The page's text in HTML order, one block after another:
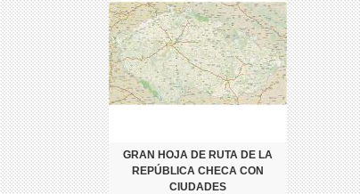
GRAN HOJA DE RUTA DE LA
REPÚBLICA CHECA CON
CIUDADES